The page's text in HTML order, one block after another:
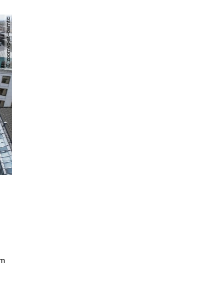
© zoomvp-at--öamtc